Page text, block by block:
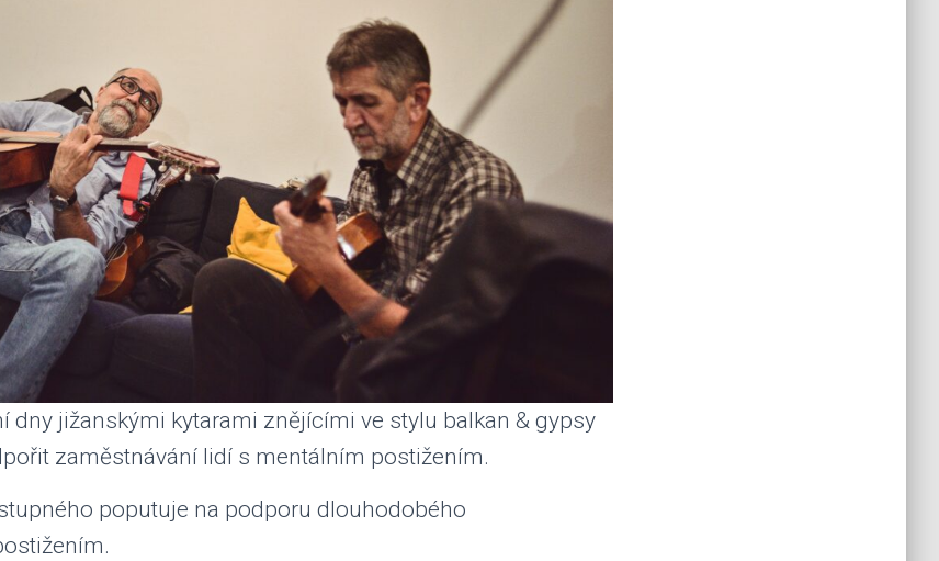
dny jižanskými kytarami znějícími ve stylu balkan & gypsy
zaměstnávání lidí s mentálním postižením.
poputuje na podporu dlouhodobého